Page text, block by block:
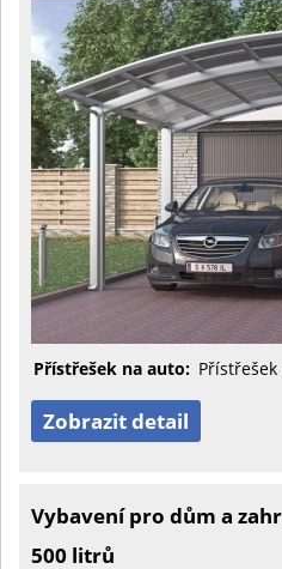
Přístřešek na auto:
Zobrazit detail
Vybavení pro dům a
500 litrů